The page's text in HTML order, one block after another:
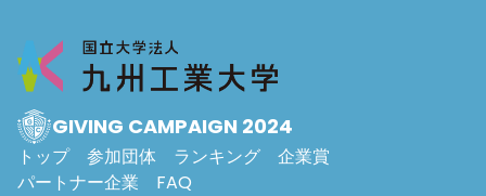
GIVING CAMPAIGN 2024
トップ 参加団体 ランキング
企業賞
パートナー企業
FAQ